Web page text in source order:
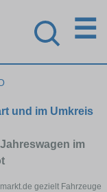
☰
und im Umkreis
im
gezielt Fahrzeuge